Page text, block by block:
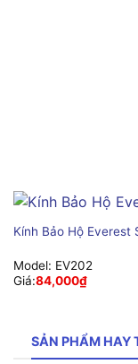
Kính Bảo Hộ Everest
Model: EV202
Giá:84,000₫
SẢN PHẨM HAY